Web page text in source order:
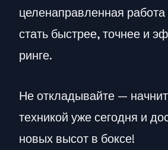
целенаправленная
стать быстрее, точнее и
ринге.
Не откладывайте —
техникой уже сегодня и
новых высот в боксе!